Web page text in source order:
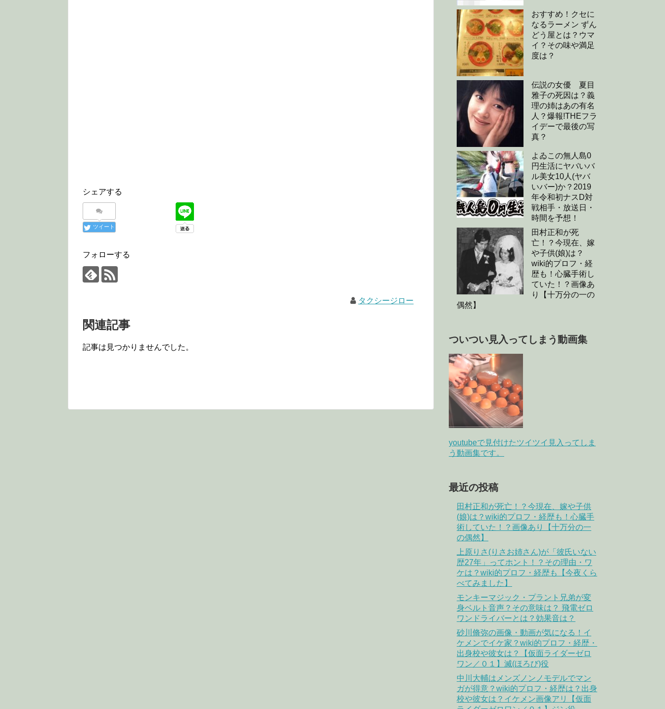
シェアする
ツイート
フォローする
タクシージロー
関連記事
記事は見つかりませんでした。
おすすめ！クセに
なるラーメン ずん
どう屋とは？ウマ
イ？その味や満足
度は？
伝説の女優 夏目
雅子の死因は？義
理の姉はあの有名
人？爆報!THEフラ
イデーで最後の写
真？
よゐこの無人島0
円生活にヤバいバ
ル美女10人(ヤバ
いバー)か？2019
年令和初ナスD対
戦相手・放送日・
時間を予想！
田村正和が死
亡！？今現在、嫁
や子供(娘)は？
wiki的プロフ・経
歴も！心臓手術し
ていた！？画像あ
り【十万分の一の
偶然】
ついつい見入ってしまう動画集
youtubeで見付けたツイツイ見入ってしま
う動画集です。
最近の投稿
田村正和が死亡！？今現在、嫁や子供
(娘)は？wiki的プロフ・経歴も！心臓手
術していた！？画像あり【十万分の一
の偶然】
上原りさ(りさお姉さん)が「彼氏いない
歴27年」ってホント！？その理由・ワ
ケは？wiki的プロフ・経歴も【今夜くら
べてみました】
モンキーマジック・プラント兄弟が変
身ベルト音声？その意味は？ 飛電ゼロ
ワンドライバーとは？効果音は？
砂川脩弥の画像・動画が気になる！イ
ケメンでイケ家？wiki的プロフ・経歴・
出身校や彼女は？【仮面ライダーゼロ
ワン／０１】滅(ほろび)役
中川大輔はメンズノンノモデルでマン
ガが得意？wiki的プロフ・経歴は？出身
校や彼女は？イケメン画像アリ【仮面